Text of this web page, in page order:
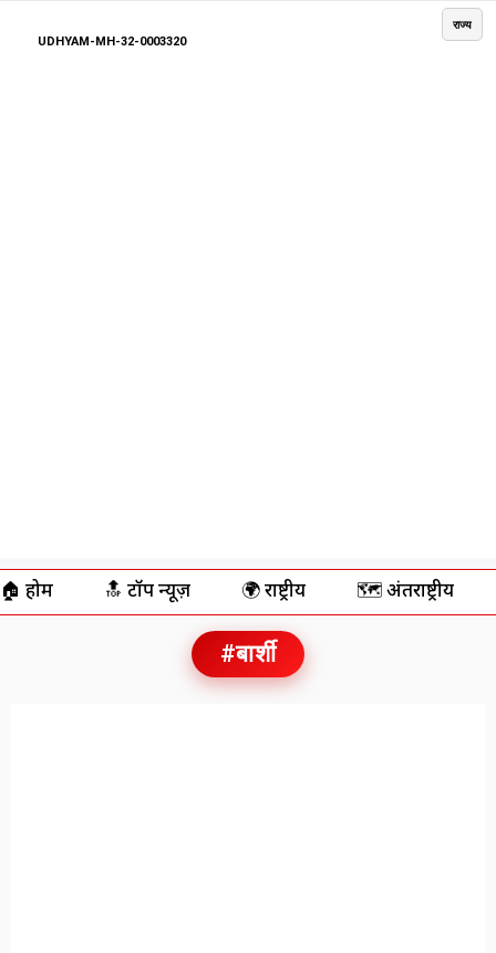
UDHYAM-MH-32-0003320
राज्य
🏠 होम 🔝 टॉप न्यूज़ 🌍 राष्ट्रीय 🗺️ अंतर्राष्ट्रीय
#बार्शी